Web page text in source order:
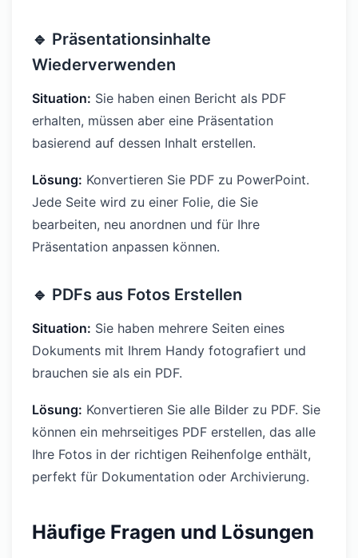
🔹 Präsentationsinhalte
Wiederverwenden
Situation: Sie haben einen Bericht als PDF
erhalten, müssen aber eine Präsentation
basierend auf dessen Inhalt erstellen.
Lösung: Konvertieren Sie PDF zu PowerPoint.
Jede Seite wird zu einer Folie, die Sie
bearbeiten, neu anordnen und für Ihre
Präsentation anpassen können.
🔹 PDFs aus Fotos Erstellen
Situation: Sie haben mehrere Seiten eines
Dokuments mit Ihrem Handy fotografiert und
brauchen sie als ein PDF.
Lösung: Konvertieren Sie alle Bilder zu PDF. Sie
können ein mehrseitiges PDF erstellen, das alle
Ihre Fotos in der richtigen Reihenfolge enthält,
perfekt für Dokumentation oder Archivierung.
Häufige Fragen und Lösungen